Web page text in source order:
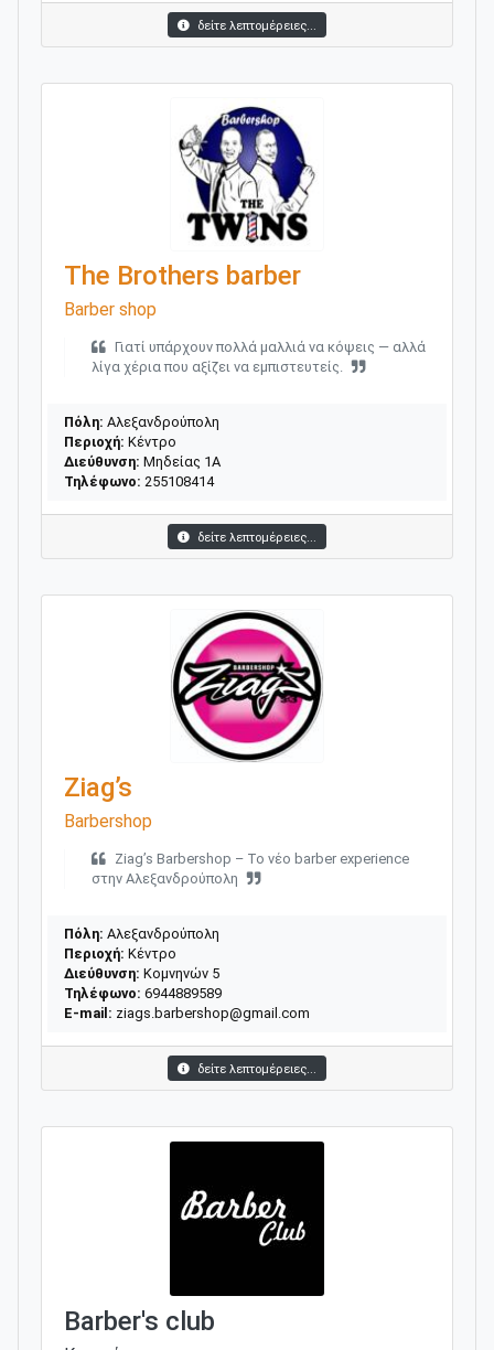
δείτε λεπτομέρειες...
The Brothers barber
Barber shop
Γιατί υπάρχουν πολλά μαλλιά να κόψεις — αλλά
λίγα χέρια που αξίζει να εμπιστευτείς.
Πόλη: Αλεξανδρούπολη
Περιοχή: Κέντρο
Διεύθυνση: Μηδείας 1Α
Τηλέφωνο: 255108414
δείτε λεπτομέρειες...
Ziag’s
Barbershop
Ziag’s Barbershop – Το νέο barber experience
στην Αλεξανδρούπολη
Πόλη: Αλεξανδρούπολη
Περιοχή: Κέντρο
Διεύθυνση: Κομνηνών 5
Τηλέφωνο: 6944889589
E-mail: ziags.barbershop@gmail.com
δείτε λεπτομέρειες...
Barber's club